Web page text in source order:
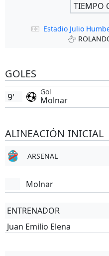
TIEMPO
Estadio Julio
GOLES
Gol
Molnar
9'
ALINEACIÓN INICIAL
ARSENAL
Molnar
ENTRENADOR
Juan Emilio Elena